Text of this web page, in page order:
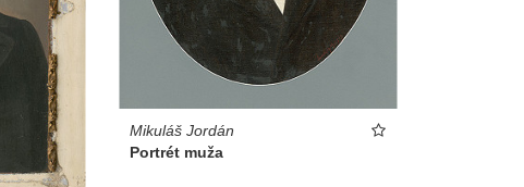
Mikuláš Jordán
Portrét muža